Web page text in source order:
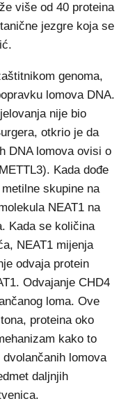
više od 40 proteina
jezgre koja se
genoma,
lomova DNA.
nije bio
otkrio je da
DNA lomova ovisi o
Kada dođe
skupine na
NEAT1 na
Kada se količina
NEAT1 mijenja
odvaja protein
Odvajanje CHD4
loma. Ove
proteina oko
kako to
lomova
daljnjih